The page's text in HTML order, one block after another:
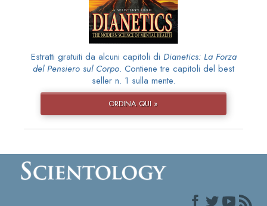
Estratti gratuiti da alcuni capitoli di Dianetics: La Forza
del Pensiero sul Corpo. Contiene tre capitoli del best
seller n. 1 sulla mente.
ORDINA QUI »